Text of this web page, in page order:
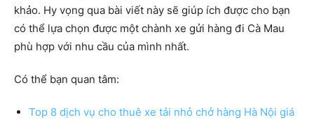
khảo. Hy vọng qua bài viết này sẽ giúp ích được cho bạn
có thể lựa chọn được một chành xe gửi hàng đi Cà Mau
phù hợp với nhu cầu của mình nhất.
Có thể bạn quan tâm:
Top 8 dịch vụ cho thuê xe tải nhỏ chở hàng Hà Nội giá